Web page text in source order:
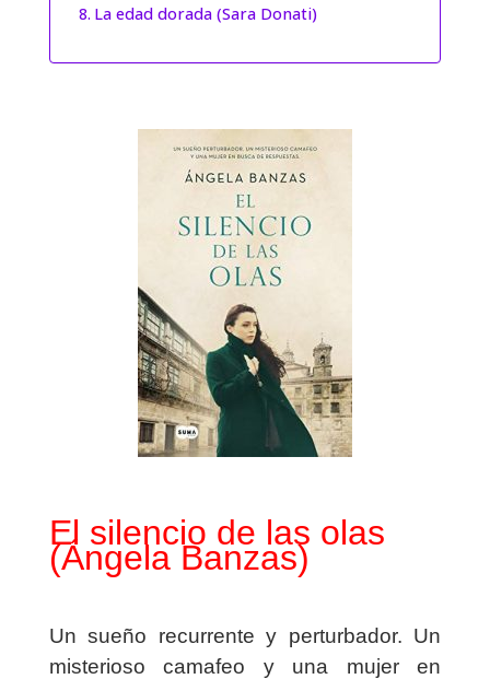
La edad dorada (Sara Donati)
El silencio de las olas
(Ángela Banzas)
Un sueño recurrente y perturbador. Un
misterioso camafeo y una mujer en